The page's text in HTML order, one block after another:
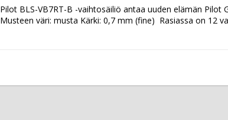
Pilot BLS-VB7RT-B -vaihtosäiliö antaa uuden elämän Pilot
Musteen väri: musta Kärki: 0,7 mm (fine)  Rasiassa on 12